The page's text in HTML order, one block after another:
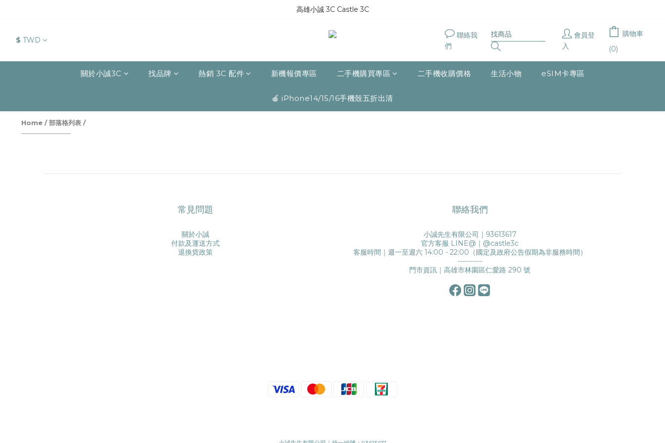
高雄小誠 3C Castle 3C
$ TWD
聯絡我
們
會員登
入
購物車
(0)
關於小誠3C 找品牌 熱銷 3C 配件 新機報價專區 二手機購買專區 二手機收購價格 生活小物 eSIM卡專區
🍎 iPhone14/15/16手機殼五折出清
Home /部落格列表 /
常見問題
關於小誠
付款及運送方式
退換貨政策
聯絡我們
小誠先生有限公司｜93613617
官方客服 LINE@｜ @castle3c
客服時間｜週一至週六 14:00 - 22:00（國定及政府公告假期為非服務時間）
----------
門市資訊｜高雄市林園區仁愛路 290 號